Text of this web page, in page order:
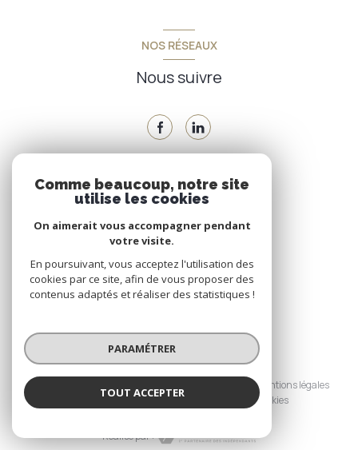
NOS RÉSEAUX
Nous suivre
VOTRE ESPACE
Espace propriétaire
SE CONNECTER
© 2026 | Tous droits réservés
Mentions légales
Admin
Politique RGPD Cookies
Réalisé par :
Comme beaucoup, notre site
utilise les cookies
On aimerait vous accompagner pendant
votre visite.
En poursuivant, vous acceptez l'utilisation des
cookies par ce site, afin de vous proposer des
contenus adaptés et réaliser des statistiques !
PARAMÉTRER
TOUT ACCEPTER